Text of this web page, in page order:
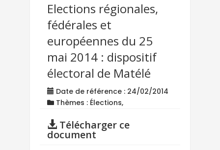
Elections régionales,
fédérales et
européennes du 25
mai 2014 : dispositif
électoral de Matélé
Date de référence : 24/02/2014
Thèmes : Élections,
Télécharger ce
document